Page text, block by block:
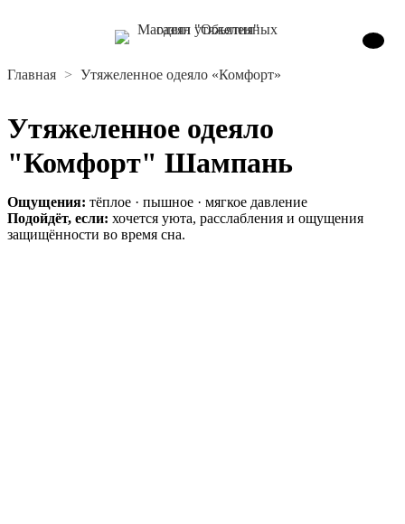
Главная Утяжеленное одеяло «Комфорт»
Утяжеленное одеяло
"Комфорт" Шампань
Ощущения: тёплое · пышное · мягкое давление
Подойдёт, если: хочется уюта, расслабления и ощущения
защищённости во время сна.